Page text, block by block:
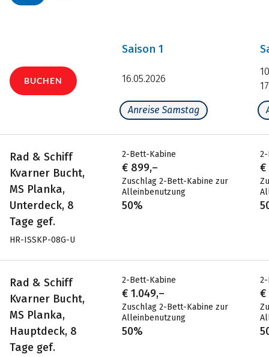
BUCHEN
Rad & Schiff
Kvarner Bucht,
MS Planka,
Unterdeck, 8
Tage gef.
HR-ISSKP-08G-U
Rad & Schiff
Kvarner Bucht,
MS Planka,
Hauptdeck, 8
Tage gef.
Saison 1
16.05.2026
Anreise Samstag
2-Bett-Kabine
€ 899,–
Zuschlag 2-Bett-Kabine zur
Alleinbenutzung
50%
2-Bett-Kabine
€ 1.049,–
Zuschlag 2-Bett-Kabine zur
Alleinbenutzung
50%
€
€